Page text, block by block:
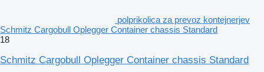
polprikolica za prevoz kontejnerjev
Schmitz Cargobull Oplegger Container chassis Standard
18
Schmitz Cargobull Oplegger Container chassis Standard